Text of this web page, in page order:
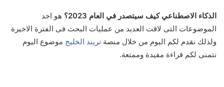
الذكاء الاصطناعي كيف سيتصدر في العام 2023؟
هو احد
الموضوعات التى لاقت العديد من عمليات البحث فى الفترة الاخيرة
ولذلك نقدم لكم اليوم من خلال منصة تريند الخليج موضوع اليوم
نتمنى لكم قراءة مفيدة وممتعة.